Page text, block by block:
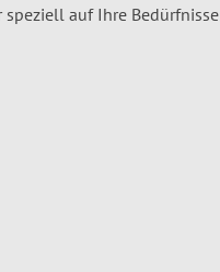
speziell auf Ihre Bedürfnisse